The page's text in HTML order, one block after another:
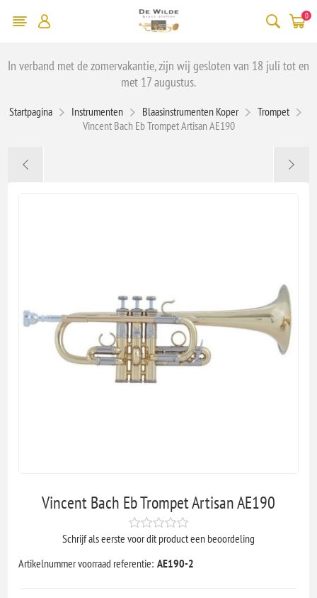
0
In verband met de zomervakantie, zijn wij gesloten van 18 juli tot en
met 17 augustus.
Startpagina Instrumenten Blaasinstrumenten Koper
Trompet
Vincent Bach Eb Trompet Artisan AE190
Vincent Bach Eb Trompet Artisan AE190
Schrijf als eerste voor dit product een beoordeling
Artikelnummer voorraad referentie: AE190-2